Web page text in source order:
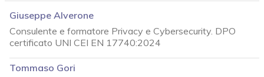
Giuseppe Alverone
Consulente e formatore Privacy e Cybersecurity. DPO
certificato UNI CEI EN 17740:2024
Tommaso Gori